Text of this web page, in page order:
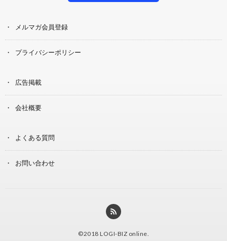
メルマガ会員登録
プライバシーポリシー
広告掲載
会社概要
よくある質問
お問い合わせ
©2018 LOGI-BIZ online